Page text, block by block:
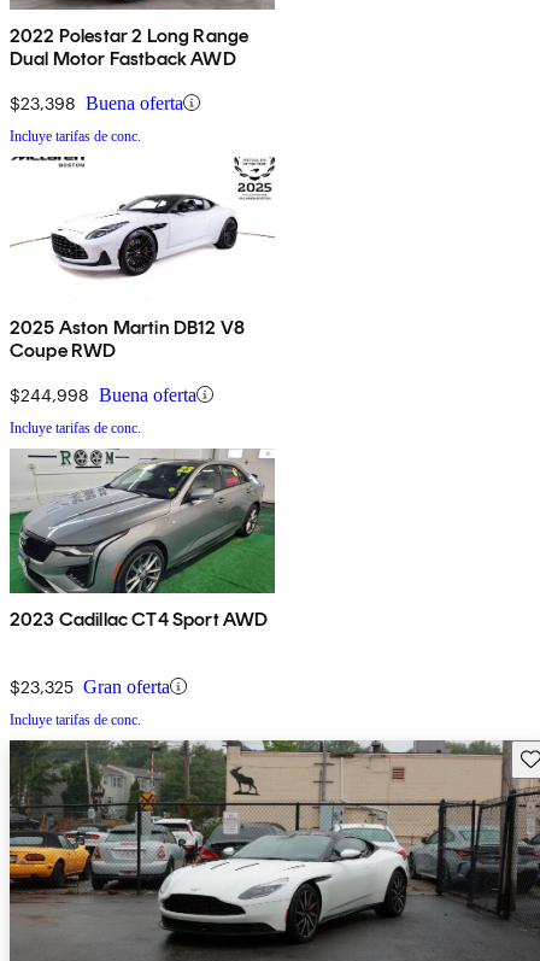
2022 Polestar 2 Long Range
Dual Motor Fastback AWD
$23,398 Buena oferta
Incluye tarifas de conc.
2025 Aston Martin DB12 V8
Coupe RWD
$244,998 Buena oferta
Incluye tarifas de conc.
2023 Cadillac CT4 Sport AWD
$23,325 Gran oferta
Incluye tarifas de conc.